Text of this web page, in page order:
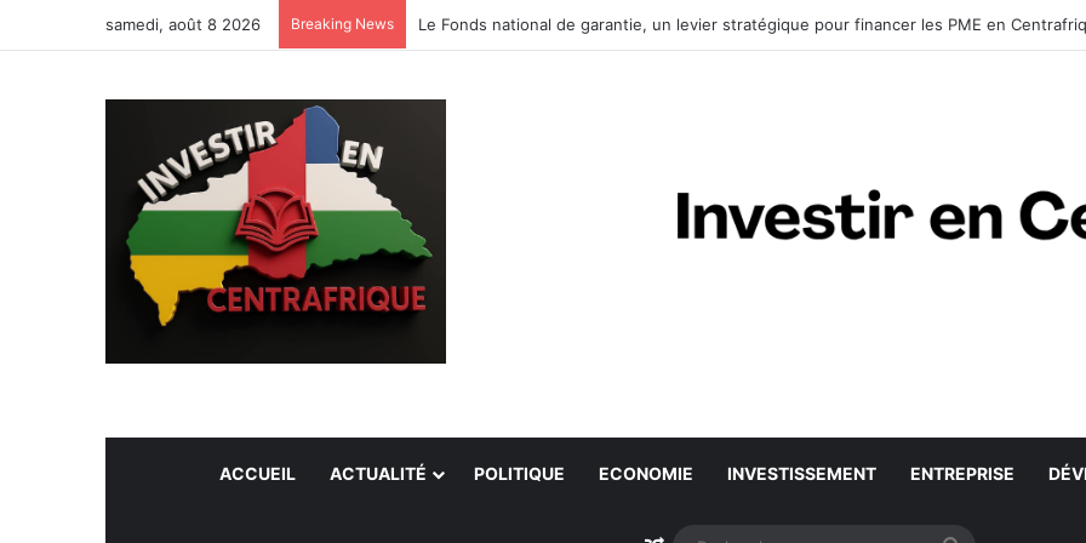
samedi, août 8 2026 Breaking News Le Fonds national de garantie, un levier stratégique pour financer les PME en
ACCUEIL ACTUALITÉ POLITIQUE ECONOMIE INVESTISSEMENT ENTREPRISE